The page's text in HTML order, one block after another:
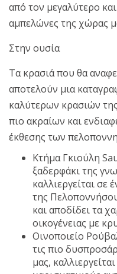
από τον μεγαλύτερο
αμπελώνες της χώρας
Στην ουσία
Τα κρασιά που θα
αποτελούν μια
καλύτερων κρασιών
πιο ακραίων και
έκθεσης των
Κτήμα Γκιούλη
ξαδερφάκι της
καλλιεργείται σε
της
και αποδίδει τα
οικογένειας με
Οινοποιείο
τις πιο
μας,